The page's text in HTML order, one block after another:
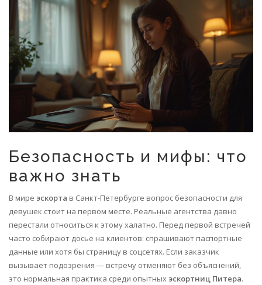
Безопасность и мифы: что
важно знать
В мире эскорта в Санкт-Петербурге вопрос безопасности для
девушек стоит на первом месте. Реальные агентства давно
перестали относиться к этому халатно. Перед первой встречей
часто собирают досье на клиентов: спрашивают паспортные
данные или хотя бы страницу в соцсетях. Если заказчик
вызывает подозрения — встречу отменяют без объяснений,
это нормальная практика среди опытных эскортниц Питера.